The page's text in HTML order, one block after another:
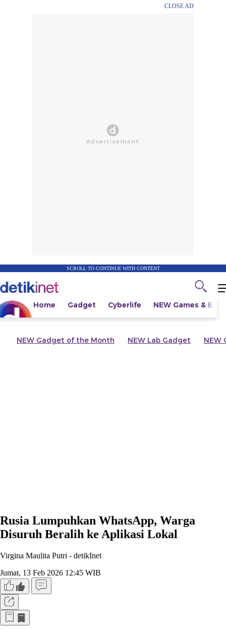
CLOSE AD
SCROLL TO CONTINUE WITH CONTENT
Home Gadget Cyberlife NEW Games &
NEW Gadget of the Month NEW Lab Gadget NEW
Rusia Lumpuhkan WhatsApp, Warga
Disuruh Beralih ke Aplikasi Lokal
Virgina Maulita Putri - detikInet
Jumat, 13 Feb 2026 12:45 WIB